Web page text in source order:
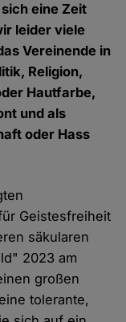
eine Zeit
leider viele
Vereinende in
Religion,
Hautfarbe,
und als
oder Hass
Geistesfreiheit
säkularen
2023 am
großen
tolerante,